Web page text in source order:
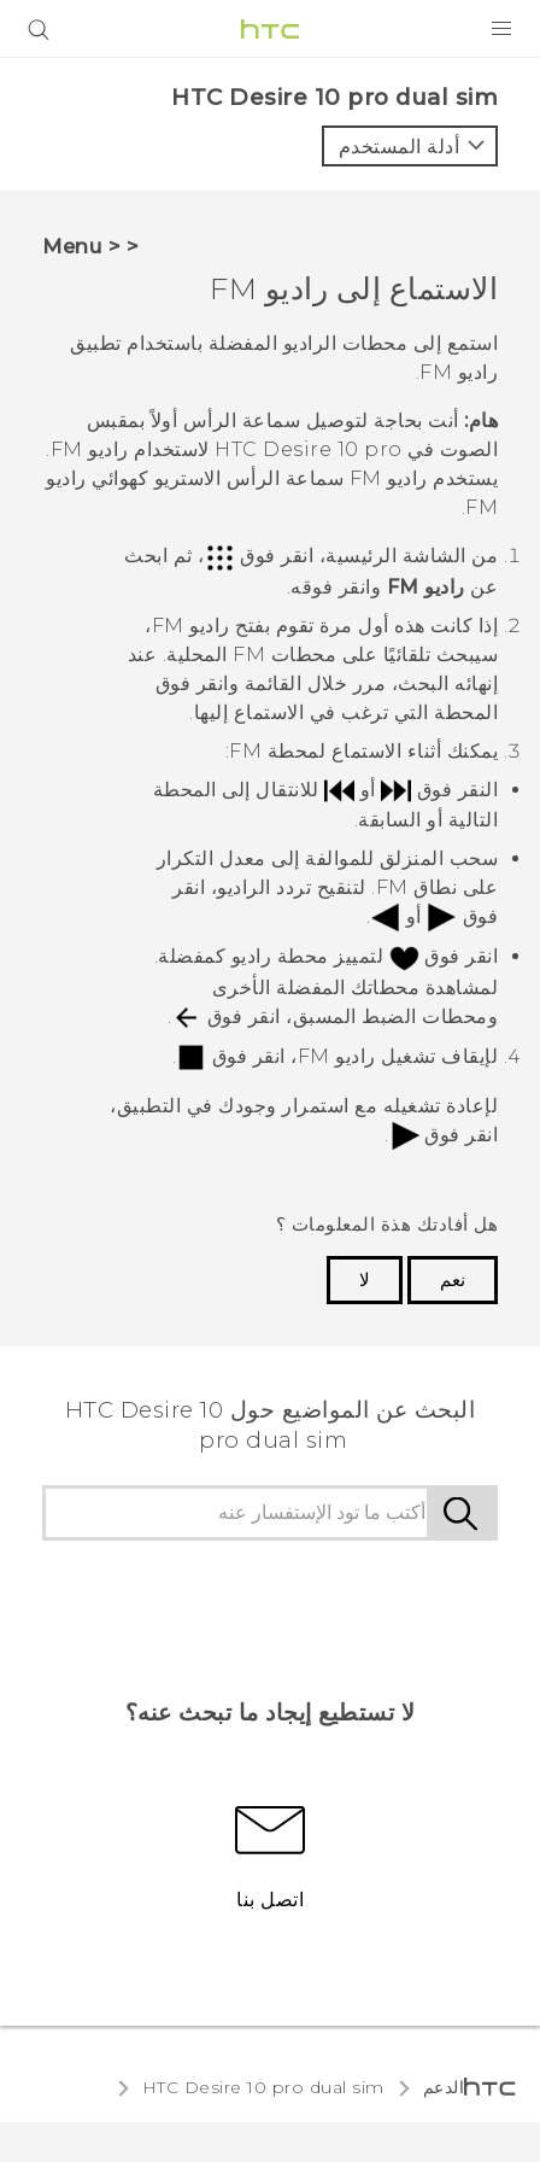
VIVE
VIVERSE
البرامج + التطبيقات
الدعم
أجهزة HTC والملحقات
HTC Desire 10 pro dual sim‎
أدلة المستخدم
< < Menu
الاستماع إلى راديو FM
استمع إلى محطات الراديو المفضلة باستخدام تطبيق
راديو FM
.
هام: أنت بحاجة لتوصيل سماعة الرأس أولاً بمقبس
الصوت في HTC Desire 10 pro لاستخدام راديو FM
.
يستخدم راديو FM
سماعة الرأس الاستريو كهوائي راديو
FM.
من الشاشة الرئيسية، انقر فوق
، ثم ابحث
عن راديو FM
وانقر فوقه.
إذا كانت هذه أول مرة تقوم بفتح راديو FM
،
سيبحث تلقائيًا على محطات FM المحلية. عند
إنهائه البحث، مرر خلال القائمة وانقر فوق
المحطة التي ترغب في الاستماع إليها.
يمكنك أثناء الاستماع لمحطة FM:
النقر فوق
أو
للانتقال إلى المحطة
التالية أو السابقة.
سحب المنزلق للموالفة إلى معدل التكرار
على نطاق FM. لتنقيح تردد الراديو، انقر
فوق
أو
.
انقر فوق
لتمييز محطة راديو كمفضلة.
لمشاهدة محطاتك المفضلة الأخرى
ومحطات الضبط المسبق، انقر فوق
لإيقاف تشغيل راديو FM ، انقر فوق
لإعادة تشغيله مع استمرار وجودك في التطبيق،
انقر فوق
.
هل أفادتك هذة المعلومات ؟
نعم
لا
البحث عن المواضيع حول HTC Desire 10
pro dual sim
لا تستطيع إيجاد ما تبحث عنه؟
اتصل بنا
الدعم HTC Desire 10 pro dual sim‎